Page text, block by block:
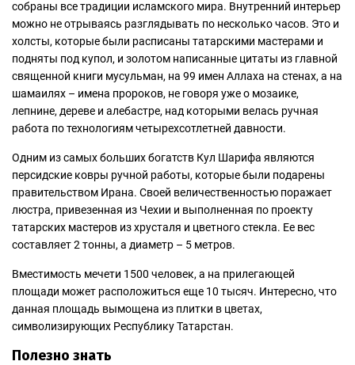
собраны все традиции исламского мира. Внутренний интерьер
можно не отрываясь разглядывать по несколько часов. Это и
холсты, которые были расписаны татарскими мастерами и
подняты под купол, и золотом написанные цитаты из главной
священной книги мусульман, на 99 имен Аллаха на стенах, а на
шамаилях – имена пророков, не говоря уже о мозаике,
лепнине, дереве и алебастре, над которыми велась ручная
работа по технологиям четырехсотлетней давности.
Одним из самых больших богатств Кул Шарифа являются
персидские ковры ручной работы, которые были подарены
правительством Ирана. Своей величественностью поражает
люстра, привезенная из Чехии и выполненная по проекту
татарских мастеров из хрусталя и цветного стекла. Ее вес
составляет 2 тонны, а диаметр – 5 метров.
Вместимость мечети 1500 человек, а на прилегающей
площади может расположиться еще 10 тысяч. Интересно, что
данная площадь вымощена из плитки в цветах,
символизирующих Республику Татарстан.
Полезно знать